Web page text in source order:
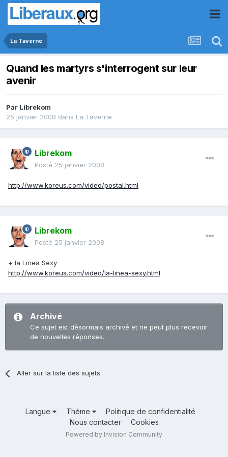
La Taverne
Quand les martyrs s'interrogent sur leur
avenir
Par Librekom
25 janvier 2008 dans La Taverne
Librekom
Posté 25 janvier 2008
http://www.koreus.com/video/postal.html
Librekom
Posté 25 janvier 2008
+ la Linea Sexy
http://www.koreus.com/video/la-linea-sexy.html
Archivé
Ce sujet est désormais archivé et ne peut plus recevoir
de nouvelles réponses.
Aller sur la liste des sujets
Langue Thème
Politique de confidentialité
Nous contacter
Cookies
Powered by Invision Community